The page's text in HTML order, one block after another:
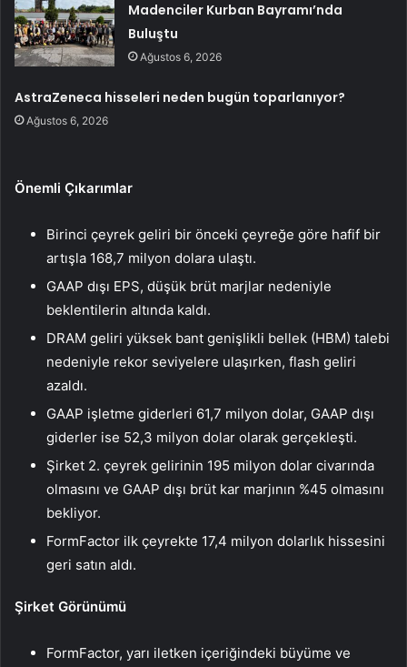
Madenciler Kurban Bayramı’nda
Buluştu
Ağustos 6, 2026
AstraZeneca hisseleri neden bugün toparlanıyor?
Ağustos 6, 2026
Önemli Çıkarımlar
Birinci çeyrek geliri bir önceki çeyreğe göre hafif bir
artışla 168,7 milyon dolara ulaştı.
GAAP dışı EPS, düşük brüt marjlar nedeniyle
beklentilerin altında kaldı.
DRAM geliri yüksek bant genişlikli bellek (HBM) talebi
nedeniyle rekor seviyelere ulaşırken, flash geliri
azaldı.
GAAP işletme giderleri 61,7 milyon dolar, GAAP dışı
giderler ise 52,3 milyon dolar olarak gerçekleşti.
Şirket 2. çeyrek gelirinin 195 milyon dolar civarında
olmasını ve GAAP dışı brüt kar marjının %45 olmasını
bekliyor.
FormFactor ilk çeyrekte 17,4 milyon dolarlık hissesini
geri satın aldı.
Şirket Görünümü
FormFactor, yarı iletken içeriğindeki büyüme ve